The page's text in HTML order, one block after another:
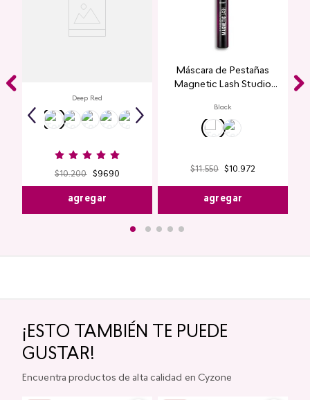
Deep Red
$10.200 $9690
agregar
Máscara de Pestañas
Magnetic Lash Studio
Black
$11.550 $ 10.972
agregar
¡ESTO TAMBIÉN TE PUEDE
GUSTAR!
Encuentra productos de alta calidad en Cyzone